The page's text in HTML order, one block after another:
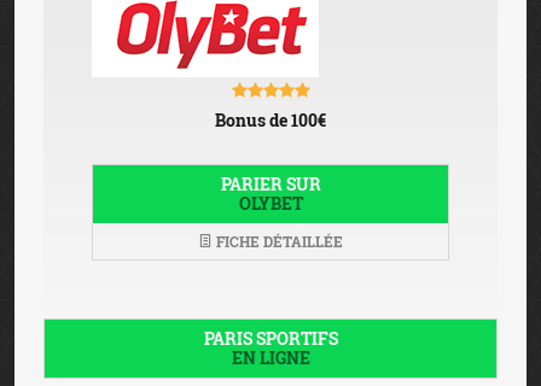
Bonus de 100€
PARIER SUR
OLYBET
FICHE DÉTAILLÉE
PARIS SPORTIFS
EN LIGNE